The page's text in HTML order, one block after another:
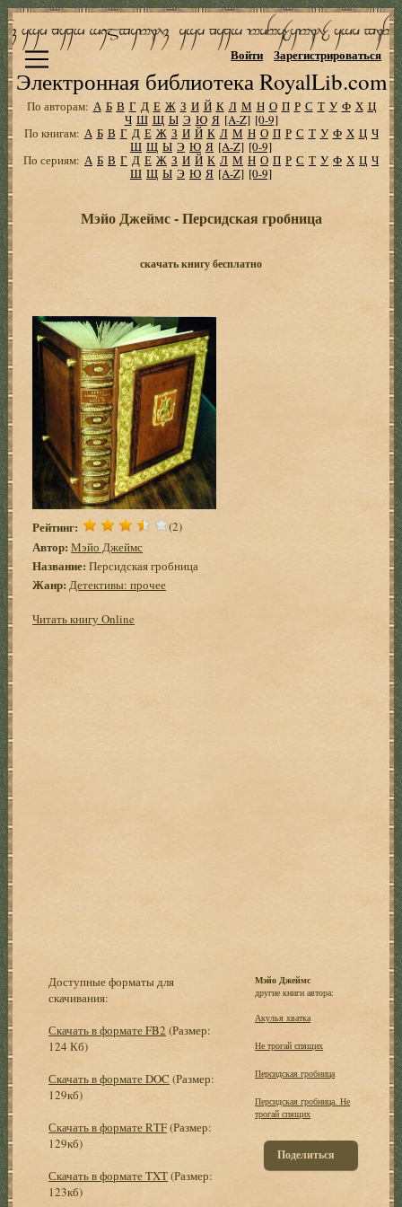
Электронная библиотека RoyalLib.com
Войти Зарегистрироваться
По авторам: А Б В Г Д Е Ж З И Й К Л М Н О П Р С Т У Ф Х Ц
Ч Ш Щ Ы Э Ю Я [A-Z] [0-9]
По книгам: А Б В Г Д Е Ж З И Й К Л М Н О П Р С Т У Ф Х Ц Ч
Ш Щ Ы Э Ю Я [A-Z] [0-9]
По сериям: А Б В Г Д Е Ж З И Й К Л М Н О П Р С Т У Ф Х Ц Ч
Ш Щ Ы Э Ю Я [A-Z] [0-9]
Мэйо Джеймс - Персидская гробница
скачать книгу бесплатно
Рейтинг: (2)
Автор: Мэйо Джеймс
Название: Персидская гробница
Жанр: Детективы: прочее
Читать книгу Online
Доступные форматы для
скачивания:
Скачать в формате FB2 (Размер:
124 Кб)
Скачать в формате DOC (Размер:
129кб)
Скачать в формате RTF(Размер:
129кб)
Скачать в формате TXT(Размер:
123кб)
Мэйо Джеймс
другие книги автора:
Акулья хватка
Не трогай спящих
Персидская гробница
Персидская гробница. Не
трогай спящих
Поделиться